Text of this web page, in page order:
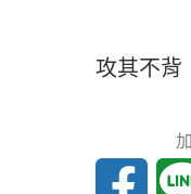
攻其不背